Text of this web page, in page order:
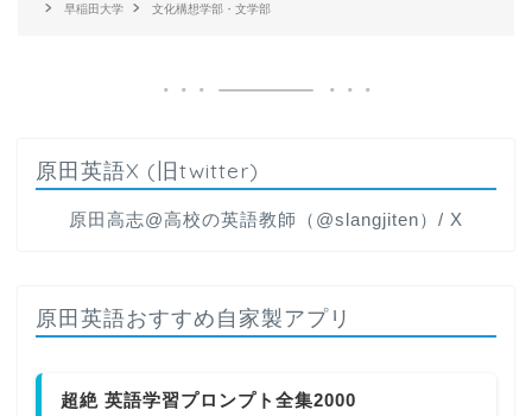
早稲田大学
文化構想学部・文学部
原田英語X (旧twitter)
原田高志@高校の英語教師（@slangjiten）/ X
原田英語おすすめ自家製アプリ
超絶 英語学習プロンプト全集2000